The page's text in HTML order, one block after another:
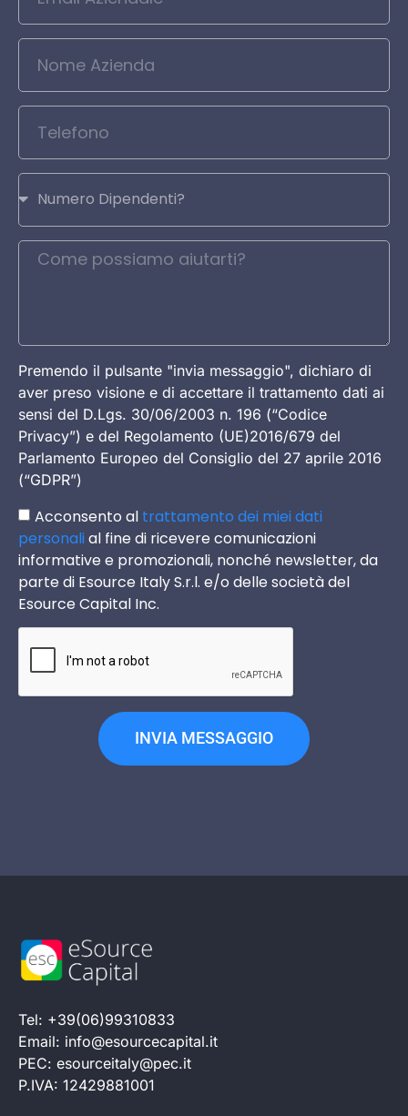
Premendo il pulsante "invia messaggio", dichiaro di
aver preso visione e di accettare il trattamento dati ai
sensi del D.Lgs. 30/06/2003 n. 196 (“Codice
Privacy”) e del Regolamento (UE)2016/679 del
Parlamento Europeo del Consiglio del 27 aprile 2016
(“GDPR”)
Acconsento al trattamento dei miei dati
personalial fine di ricevere comunicazioni
informative e promozionali, nonché newsletter, da
parte di Esource Italy S.r.l. e/o delle società del
Esource Capital Inc.
INVIA MESSAGGIO
Tel: +39(06)99310833
Email: info@esourcecapital.it
PEC: esourceitaly@pec.it
P.IVA: 12429881001